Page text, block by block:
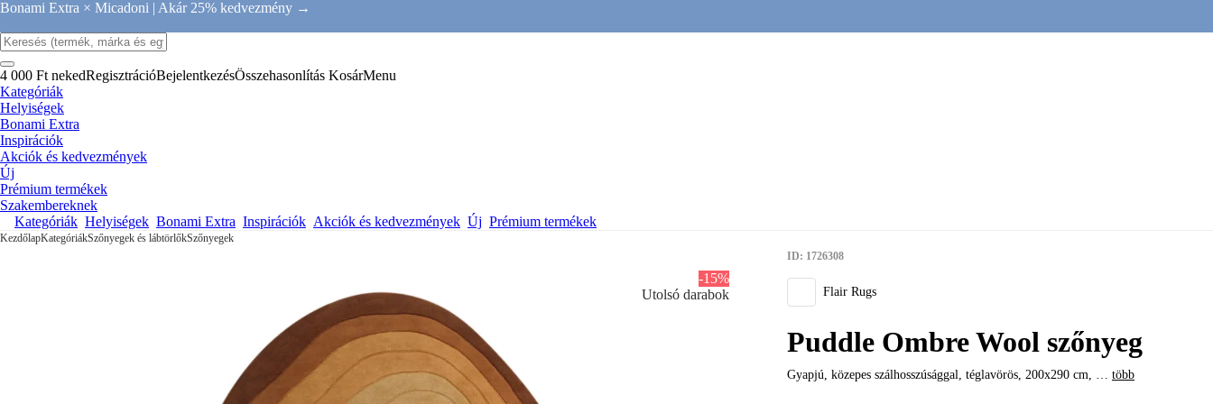
Bonami Extra × Micadoni | Akár 25% kedvezmény →
4 000 Ft nekedRegisztrációBejelentkezésÖsszehasonlítás KosárMenu
Kategóriák
Helyiségek
Bonami Extra
Inspirációk
Akciók és kedvezmények
Új
Prémium termékek
Szakembereknek
Kategóriák Helyiségek Bonami Extra Inspirációk Akciók és kedvezmények Új Prémium termékek
KezdőlapKategóriákSzőnyegek és lábtörlőkSzőnyegek
-15%
Utolsó darabok
ID: 1726308
Flair Rugs
Puddle Ombre Wool szőnyeg
Gyapjú, közepes szálhosszúsággal, téglavörös, 200x290 cm, … több